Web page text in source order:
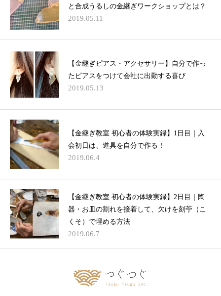
と合成うるしの金継ぎワークショップとは？
2019.05.11
【金継ぎピアス・アクセサリー】自分で作っ
たピアスをつけて会社に出勤する喜び
2019.05.13
【金継ぎ教室 初心者の体験実録】1日目｜入
会初日は、道具を自分で作る！
2019.06.4
【金継ぎ教室 初心者の体験実録】2日目｜陶
器・お皿の割れを接着して、欠けを刻苧（こ
くそ）で埋める方法
2019.06.7